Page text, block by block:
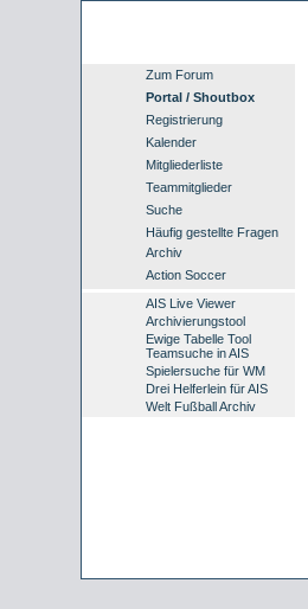
Zum Forum
Portal / Shoutbox
Registrierung
Kalender
Mitgliederliste
Teammitglieder
Suche
Häufig gestellte Fragen
Archiv
Action Soccer
AIS Live Viewer
Archivierungstool
Ewige Tabelle Tool
Teamsuche in AIS
Spielersuche für WM
Drei Helferlein für AIS
Welt Fußball Archiv